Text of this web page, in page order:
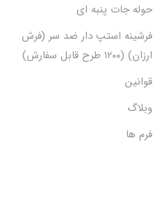
حوله جات پنبه ای
فرشینه استپ دار ضد سر (فرش
ارزان) (۱۲۰۰ طرح قابل سفارش)
قوانین
وبلاگ
فرم ها